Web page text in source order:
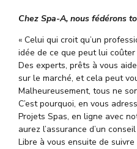
Chez Spa-A, nous fédérons
« Celui qui croit qu’un
idée de ce que peut lui
Des experts, prêts à vous
sur le marché, et cela peut
Malheureusement, tous ne
C’est pourquoi, en vous
Projets Spas, en ligne avec
aurez l’assurance d’un
Libre à vous ensuite de suivre